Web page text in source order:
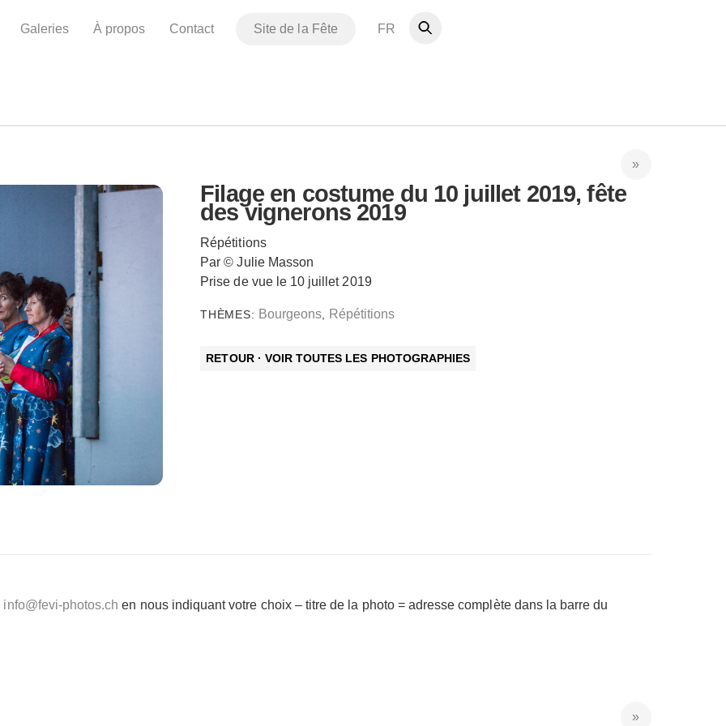
Galeries À propos Contact Site de la Fête FR
Filage en costume du 10 juillet 2019, fête
des vignerons 2019
Répétitions
Par © Julie Masson
Prise de vue le 10 juillet 2019
THÈMES: Bourgeons, Répétitions
RETOUR · VOIR TOUTES LES PHOTOGRAPHIES
info@fevi-photos.ch en nous indiquant votre choix – titre de la photo = adresse complète dans la barre du